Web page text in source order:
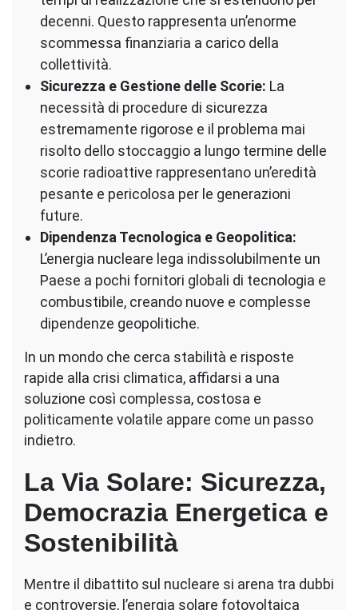
decenni. Questo rappresenta un’enorme
scommessa finanziaria a carico della
collettività.
Sicurezza e Gestione delle Scorie: La
necessità di procedure di sicurezza
estremamente rigorose e il problema mai
risolto dello stoccaggio a lungo termine delle
scorie radioattive rappresentano un’eredità
pesante e pericolosa per le generazioni
future.
Dipendenza Tecnologica e Geopolitica:
L’energia nucleare lega indissolubilmente un
Paese a pochi fornitori globali di tecnologia e
combustibile, creando nuove e complesse
dipendenze geopolitiche.
In un mondo che cerca stabilità e risposte
rapide alla crisi climatica, affidarsi a una
soluzione così complessa, costosa e
politicamente volatile appare come un passo
indietro.
La Via Solare: Sicurezza,
Democrazia Energetica e
Sostenibilità
Mentre il dibattito sul nucleare si arena tra dubbi
e controversie, l’energia solare fotovoltaica